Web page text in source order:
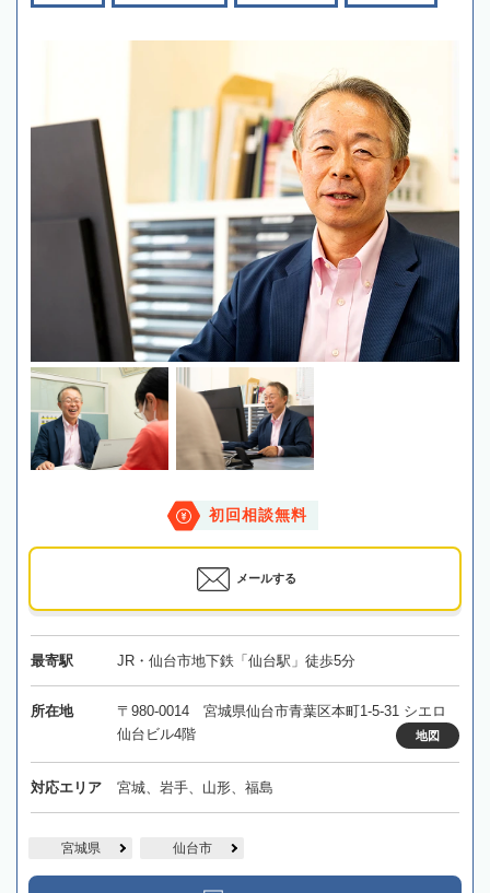
初回相談無料
メールする
最寄駅 JR・仙台市地下鉄「仙台駅」徒歩5分
所在地
〒980-0014 宮城県仙台市青葉区本町1-5-31 シエロ
仙台ビル4階
地図
対応エリア 宮城、岩手、山形、福島
宮城県 仙台市